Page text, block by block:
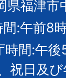
市
章
福津市
間:午前8
時間:午後
祝日及